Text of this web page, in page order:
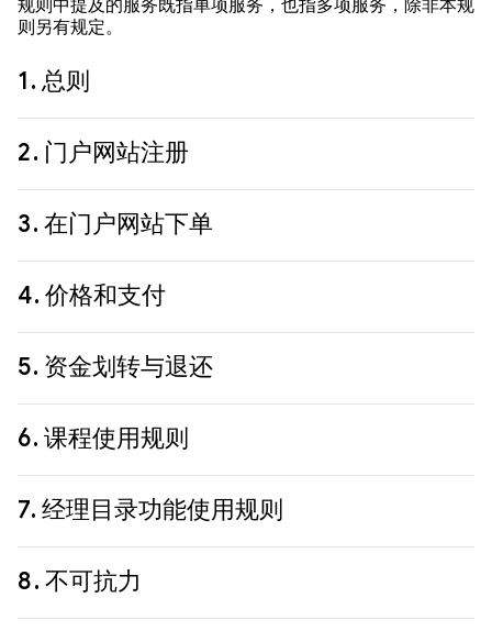
规则中提及的服务既指单项服务，也指多项服务，除非本规
则另有规定。
1. 总则
1.2. 门户网站为客户提供以下免费功能：搜索课程信息、
浏览 Wildberries 及其他执行方的课程方案、接收（包括通
过搜索结果接收）课程实施建议，以及使用其他相关功能。
2. 门户网站注册
户在网站上仅能注册1（一）次，即只能拥有一个个人账
2.2. 在门户网站上注册和授权（登录）需使用客户在
Wildberries网站或移动应用程序上的个人账户信息。认证通
过输入访问代码完成，该代码由 Wildberries 通过推送通知
发送至客户在 Wildberries 网站（
动应用的个人账户中。 客户禁止将访问代码转让给第三
正确性承担责任。
2.4. Wildberries不对客户在注册和授权时提供的信息的准
确性和正确性承担责任。
2.5. 客户有义务确保身份验证信息的保密性。
3. 在门户网站下单
3.2. 当客户在门户网站上订购 Wildberries 课程，即视为与
Wildberries 建立服务合同关系。
3.3. 当客户在门户网站上订购由其他执行方提供的课程
时，即根据服务合同与实施该课程的执行方直接建立合同关
系。
方名义进行。
3.5. 客户在下单时可以查看课程执行方的相关信息。
3.6. 在提交订单前，客户承诺已阅读并理解本平台所有课
程购买条款。同时，课程描述中出现的明显错误，包括印刷
4. 价格和支付
课程费用时起转移至给客户。
4.2. 课程价格由执行方确定并在门户网站中公布。
4.3. 课程价格以俄罗斯联邦卢布计算，已包含增值税。.
发布课程要约的执行方依据执行方开具的发票进行，可委托
务。订单支付相关的全部权利义务关系仅存在于客户与执行
5. 资金划转与退还
限内接收课程，Wildberries有权在不另行通知的情况下取消
5.2. 客户接收课程后，不再受理关于课程质量的异议。
5.3. 客户完成对应课程支付后，即可在平台获取课程访问
6. 课程使用规则
守课程的使用条款和规则，以及如适用，必须与最终用户签
6.2. 客户只能将课程用于个人目的之指定用途。客户无权
以营利为目的使用课程，包括不得复制、改编、分发、公开
展示、进口、出租、公开表演、通过广播或有线电视传输、
7. 经理目录功能使用规则
https://pro.wildberries.ru/resumes 该功能自获
之日起12（十二）个月内对经理开放。经理可在证书有效期
8. 不可抗力